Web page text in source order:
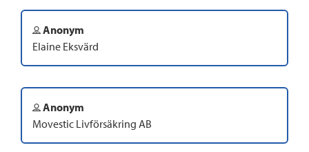
Anonym
Elaine Eksvärd
Anonym
Movestic Livförsäkring AB